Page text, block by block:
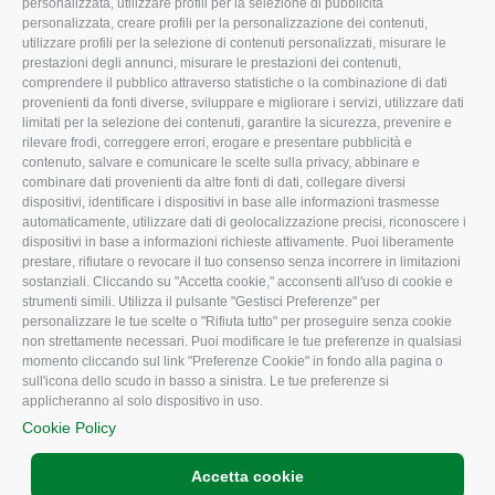
personalizzata, utilizzare profili per la selezione di pubblicità
personalizzata, creare profili per la personalizzazione dei contenuti,
utilizzare profili per la selezione di contenuti personalizzati, misurare le
prestazioni degli annunci, misurare le prestazioni dei contenuti,
comprendere il pubblico attraverso statistiche o la combinazione di dati
provenienti da fonti diverse, sviluppare e migliorare i servizi, utilizzare dati
limitati per la selezione dei contenuti, garantire la sicurezza, prevenire e
rilevare frodi, correggere errori, erogare e presentare pubblicità e
contenuto, salvare e comunicare le scelte sulla privacy, abbinare e
combinare dati provenienti da altre fonti di dati, collegare diversi
dispositivi, identificare i dispositivi in base alle informazioni trasmesse
automaticamente, utilizzare dati di geolocalizzazione precisi, riconoscere i
dispositivi in base a informazioni richieste attivamente. Puoi liberamente
prestare, rifiutare o revocare il tuo consenso senza incorrere in limitazioni
sostanziali. Cliccando su "Accetta cookie," acconsenti all'uso di cookie e
strumenti simili. Utilizza il pulsante "Gestisci Preferenze" per
personalizzare le tue scelte o "Rifiuta tutto" per proseguire senza cookie
non strettamente necessari. Puoi modificare le tue preferenze in qualsiasi
momento cliccando sul link "Preferenze Cookie" in fondo alla pagina o
sull'icona dello scudo in basso a sinistra. Le tue preferenze si
applicheranno al solo dispositivo in uso.
Cookie Policy
Accetta cookie
Organigramma aziendale
I Nostri Servizi
Uffici della Sede
provinciale
Le Sedi di Zona
Agricoltori S.r.l.
Whistleblowing
Confagricoltura Rovigo e
Agricoltori srl
Lavoro
Ambiente
Associazione
CONFAGRICOLTURA
ATTIVA
Notizie in evidenza
Eventi
Comunicati Stampa
Video
Iscrizione Newsletter
Newsletter